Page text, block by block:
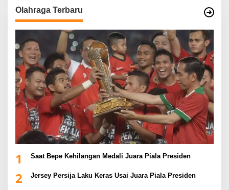
Olahraga Terbaru
1 Saat Bepe Kehilangan Medali Juara Piala Presiden
2 Jersey Persija Laku Keras Usai Juara Piala Presiden